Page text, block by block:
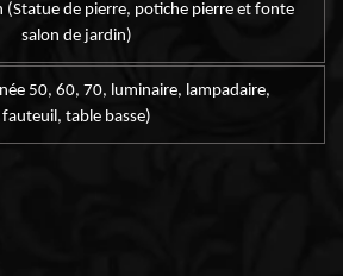
(Statue de pierre, potiche pierre et fonte
salon de jardin)
50, 60, 70, luminaire, lampadaire,
fauteuil, table basse)